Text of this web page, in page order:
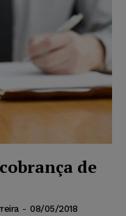
de
- 08/05/2018